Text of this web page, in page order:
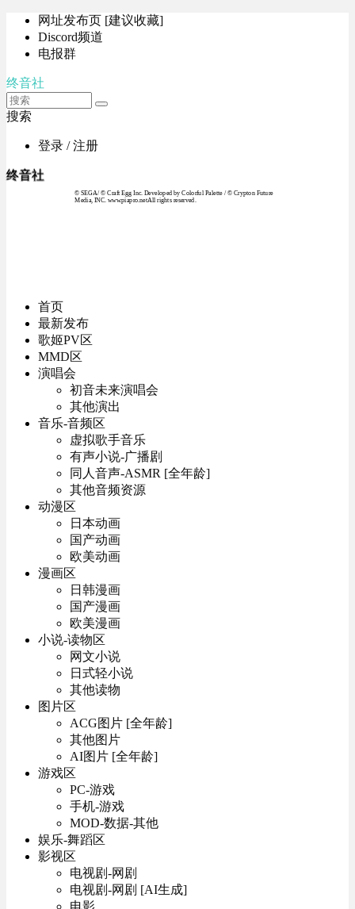
网址发布页 [建议收藏]
Discord频道
电报群
终音社
搜索
登录 / 注册
终音社
© SEGA / © Craft Egg Inc. Developed by Colorful Palette / © Crypton Future
Media, INC. www.piapro.netAll rights reserved.
首页
最新发布
歌姬PV区
MMD区
演唱会
初音未来演唱会
其他演出
音乐-音频区
虚拟歌手音乐
有声小说-广播剧
同人音声-ASMR [全年龄]
其他音频资源
动漫区
日本动画
国产动画
欧美动画
漫画区
日韩漫画
国产漫画
欧美漫画
小说-读物区
网文小说
日式轻小说
其他读物
图片区
ACG图片 [全年龄]
其他图片
AI图片 [全年龄]
游戏区
PC-游戏
手机-游戏
MOD-数据-其他
娱乐-舞蹈区
影视区
电视剧-网剧
电视剧-网剧 [AI生成]
电影